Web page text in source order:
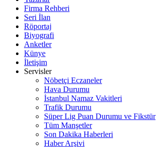
Firma Rehberi
Seri İlan
Röportaj
Biyografi
Anketler
Künye
İletişim
Servisler
Nöbetçi Eczaneler
Hava Durumu
İstanbul Namaz Vakitleri
Trafik Durumu
Süper Lig Puan Durumu ve Fikstür
Tüm Manşetler
Son Dakika Haberleri
Haber Arşivi